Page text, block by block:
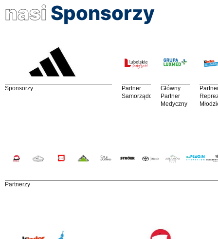
nasi Sponsorzy
Sponsorzy
Partner
Samorządowy
Główny
Partner
Medyczny
Partnerzy